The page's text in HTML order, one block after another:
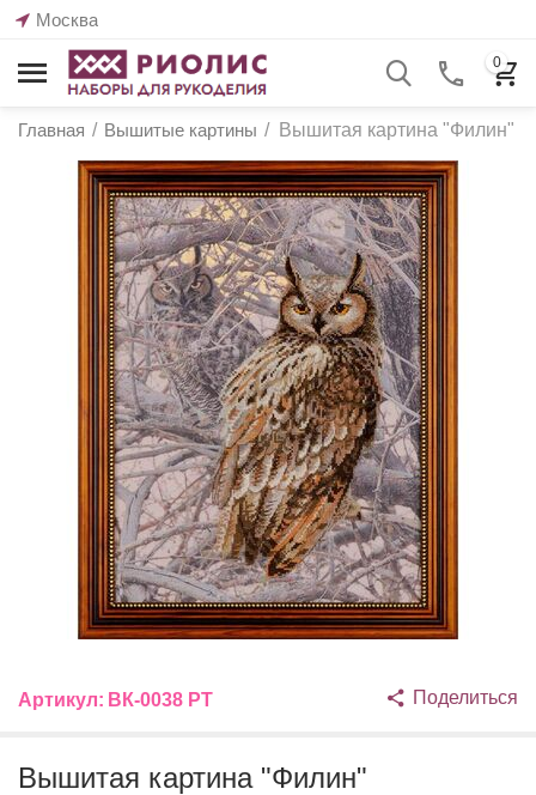
Москва
0
Главная / Вышитые картины / Вышитая картина "Филин"
Артикул: ВК-0038 РТ Поделиться
Вышитая картина "Филин"